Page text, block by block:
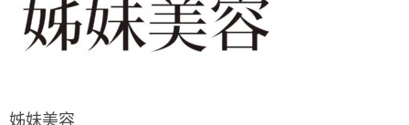
姊妹美容